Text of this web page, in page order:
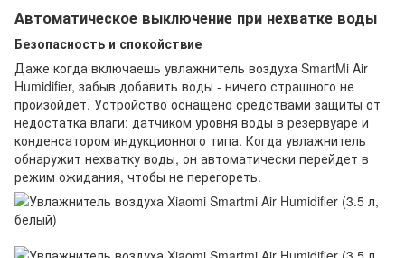
Автоматическое выключение при нехватке воды
Безопасность и спокойствие
Даже когда включаешь увлажнитель воздуха SmartMi Air
Humidifier, забыв добавить воды - ничего страшного не
произойдет. Устройство оснащено средствами защиты от
недостатка влаги: датчиком уровня воды в резервуаре и
конденсатором индукционного типа. Когда увлажнитель
обнаружит нехватку воды, он автоматически перейдет в
режим ожидания, чтобы не перегореть.